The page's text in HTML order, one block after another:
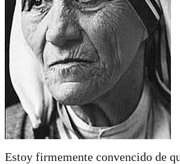
Estoy firmemente convencido de